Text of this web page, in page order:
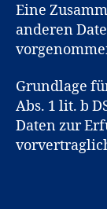
Eine
anderen
Grundlage
Abs. 1 lit. b
Daten zur